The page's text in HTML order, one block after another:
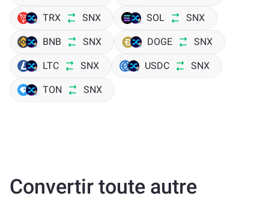
TRX SNX SOL SNX
BNB SNX DOGE SNX
LTC SNX USDC SNX
TON SNX
Convertir toute autre